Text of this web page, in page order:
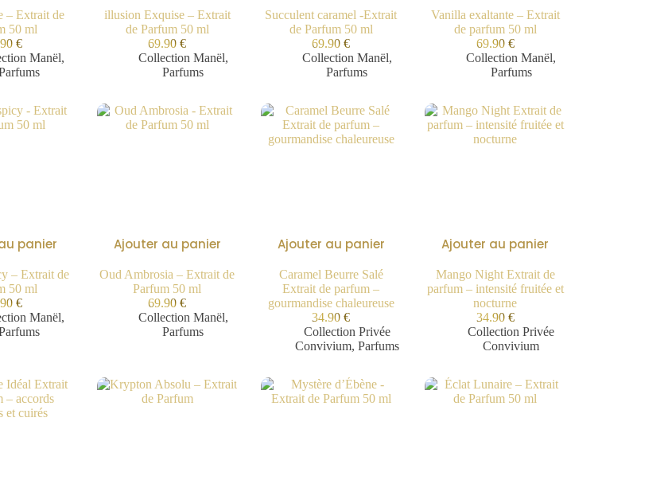
– Extrait de
50 ml
€
Manël,
illusion Exquise – Extrait
de Parfum 50 ml
69.90€
Collection Manël,
Parfums
Succulent caramel -Extrait
de Parfum 50 ml
69.90€
Collection Manël,
Parfums
Vanilla exaltante – Extrait
de parfum 50 ml
69.90 €
Collection Manël,
Parfums
panier
– Extrait de
50 ml
€
Manël,
Ajouter au panier
Oud Ambrosia – Extrait de
Parfum 50 ml
69.90€
Collection Manël,
Parfums
Ajouter au panier
Caramel Beurre Salé
Extrait de parfum –
gourmandise chaleureuse
34.90€
Collection Privée
Convivium, Parfums
Ajouter au panier
Mango Night Extrait de
parfum – intensité fruitée et
nocturne
34.90 €
Collection Privée
Convivium